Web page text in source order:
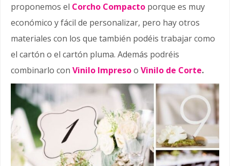
proponemos el Corcho Compacto porque es muy
económico y fácil de personalizar, pero hay otros
materiales con los que también podéis trabajar como
el cartón o el cartón pluma. Además podréis
combinarlo con Vinilo Impresoo Vinilo de Corte.